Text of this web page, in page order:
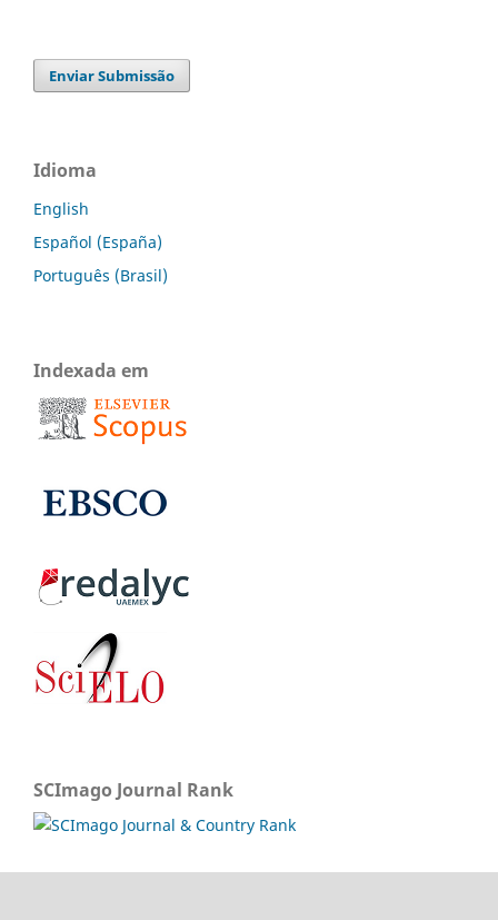
Enviar Submissão
Idioma
English
Español (España)
Português (Brasil)
Indexada em
SCImago Journal Rank